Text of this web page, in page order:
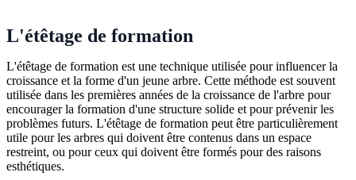
L'étêtage de formation
L'étêtage de formation est une technique utilisée pour influencer la
croissance et la forme d'un jeune arbre. Cette méthode est souvent
utilisée dans les premières années de la croissance de l'arbre pour
encourager la formation d'une structure solide et pour prévenir les
problèmes futurs. L'étêtage de formation peut être particulièrement
utile pour les arbres qui doivent être contenus dans un espace
restreint, ou pour ceux qui doivent être formés pour des raisons
esthétiques.